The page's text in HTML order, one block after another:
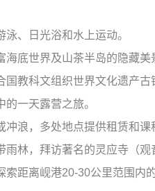
、日光浴和水上运动。
底世界及山茶半岛的隐藏美
教科文组织世界文化遗产古
一天露营之旅。
冲浪，多处地点提供租赁和课
雨林，拜访著名的灵应寺（观
索距离岘港20-30公里范围内